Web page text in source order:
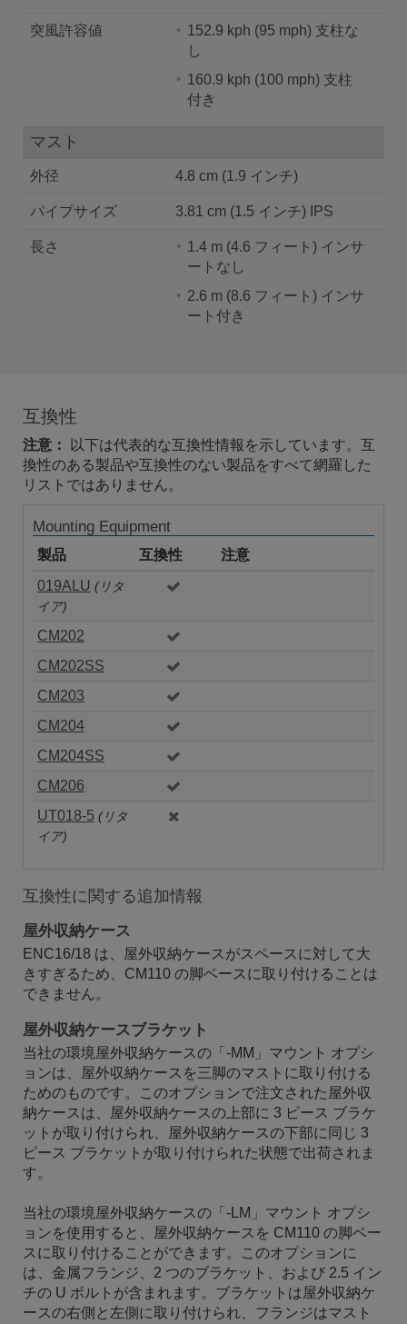
突風許容値
152.9 kph (95 mph) 支柱な
し
160.9 kph (100 mph) 支柱
付き
マスト
外径 4.8 cm (1.9 インチ)
パイプサイズ 3.81 cm (1.5 インチ) IPS
長さ
1.4 m (4.6 フィート) インサ
ートなし
2.6 m (8.6 フィート) インサ
ート付き
互換性
注意：
以下は代表的な互換性情報を示しています。互
換性のある製品や互換性のない製品をすべて網羅した
リストではありません。
Mounting Equipment
製品 互換性
注意
019ALU (リタ
イア)
CM202
CM202SS
CM203
CM204
CM204SS
CM206
UT018-5 (リタ
イア)
互換性に関する追加情報
屋外収納ケース
ENC16/18 は、屋外収納ケースがスペースに対して大
きすぎるため、CM110 の脚ベースに取り付けることは
できません。
屋外収納ケースブラケット
当社の環境屋外収納ケースの「-MM」マウント オプシ
ョンは、屋外収納ケースを三脚のマストに取り付ける
ためのものです。このオプションで注文された屋外収
納ケースは、屋外収納ケースの上部に 3 ピース ブラケ
ットが取り付けられ、屋外収納ケースの下部に同じ 3
ピース ブラケットが取り付けられた状態で出荷されま
す。
当社の環境屋外収納ケースの「-LM」マウント オプシ
ョンを使用すると、屋外収納ケースを CM110 の脚ベー
スに取り付けることができます。このオプションに
は、金属フランジ、2 つのブラケット、および 2.5 イン
チの U ボルトが含まれます。ブラケットは屋外収納ケ
ースの右側と左側に取り付けられ、フランジはマスト